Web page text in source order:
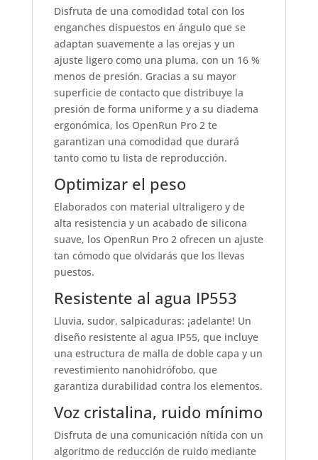
Disfruta de una comodidad total con los
enganches dispuestos en ángulo que se
adaptan suavemente a las orejas y un
ajuste ligero como una pluma, con un 16 %
menos de presión. Gracias a su mayor
superficie de contacto que distribuye la
presión de forma uniforme y a su diadema
ergonómica, los OpenRun Pro 2 te
garantizan una comodidad que durará
tanto como tu lista de reproducción.
Optimizar el peso
Elaborados con material ultraligero y de
alta resistencia y un acabado de silicona
suave, los OpenRun Pro 2 ofrecen un ajuste
tan cómodo que olvidarás que los llevas
puestos.
Resistente al agua IP553
Lluvia, sudor, salpicaduras: ¡adelante! Un
diseño resistente al agua IP55, que incluye
una estructura de malla de doble capa y un
revestimiento nanohidrófobo, que
garantiza durabilidad contra los elementos.
Voz cristalina, ruido mínimo
Disfruta de una comunicación nítida con un
algoritmo de reducción de ruido mediante